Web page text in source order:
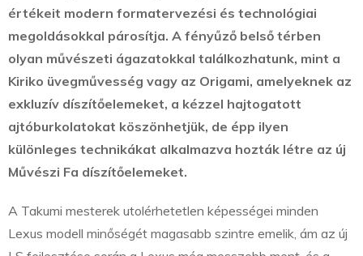
értékeit modern formatervezési és technológiai
megoldásokkal párosítja. A fényűző belső térben
olyan művészeti ágazatokkal találkozhatunk, mint a
Kiriko üvegművesség vagy az Origami, amelyeknek az
exkluzív díszítőelemeket, a kézzel hajtogatott
ajtóburkolatokat köszönhetjük, de épp ilyen
különleges technikákat alkalmazva hozták létre az új
Művészi Fa díszítőelemeket.
A Takumi mesterek utolérhetetlen képességei minden
Lexus modell minőségét magasabb szintre emelik, ám az új